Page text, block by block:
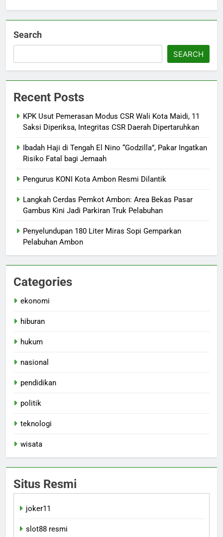
Search
SEARCH
Recent Posts
KPK Usut Pemerasan Modus CSR Wali Kota Maidi, 11
Saksi Diperiksa, Integritas CSR Daerah Dipertaruhkan
Ibadah Haji di Tengah El Nino “Godzilla”, Pakar Ingatkan
Risiko Fatal bagi Jemaah
Pengurus KONI Kota Ambon Resmi Dilantik
Langkah Cerdas Pemkot Ambon: Area Bekas Pasar
Gambus Kini Jadi Parkiran Truk Pelabuhan
Penyelundupan 180 Liter Miras Sopi Gemparkan
Pelabuhan Ambon
Categories
ekonomi
hiburan
hukum
nasional
pendidikan
politik
teknologi
wisata
Situs Resmi
joker11
slot88 resmi